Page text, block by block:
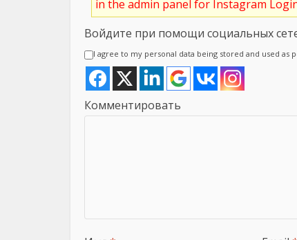
in the admin panel for Instagram
Войдите при помощи социальных
I agree to my personal data being stored and used as
Комментировать